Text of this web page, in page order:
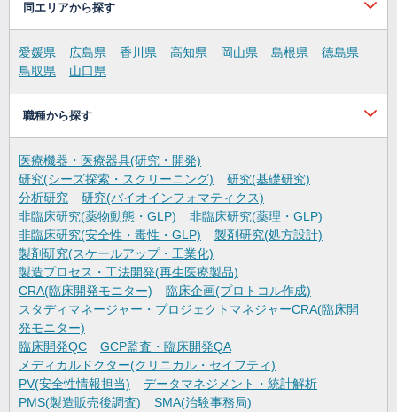
同エリアから探す
愛媛県 広島県 香川県 高知県 岡山県 島根県
徳島県
鳥取県
山口県
職種から探す
医療機器・医療器具(研究・開発)
研究(シーズ探索・スクリーニング)
研究(基礎研究)
分析研究
研究(バイオインフォマティクス)
非臨床研究(薬物動態・GLP)
非臨床研究(薬理・GLP)
非臨床研究(安全性・毒性・GLP)
製剤研究(処方設計)
製剤研究(スケールアップ・工業化)
製造プロセス・工法開発(再生医療製品)
CRA(臨床開発モニター)
臨床企画(プロトコル作成)
スタディマネージャー・プロジェクトマネジャーCRA(臨床開
発モニター)
臨床開発QC
GCP監査・臨床開発QA
メディカルドクター(クリニカル・セイフティ)
PV(安全性情報担当)
データマネジメント・統計解析
PMS(製造販売後調査)
SMA(治験事務局)